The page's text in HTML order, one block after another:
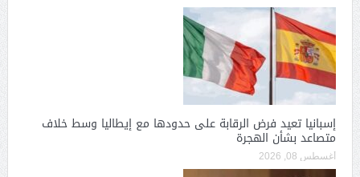
إسبانيا تعيد فرض الرقابة على حدودها مع إيطاليا وسط خلاف
متصاعد بشأن الهجرة
أغسطس 08, 2026